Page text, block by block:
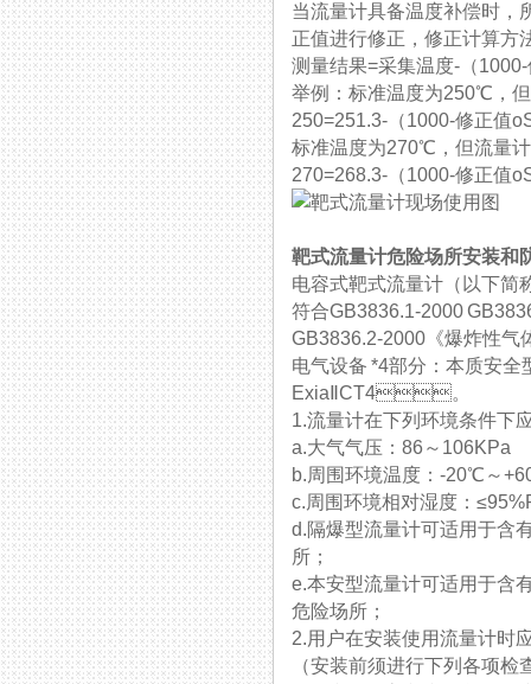
当流量计具备温度补偿时，
正值进行修正，修正计算方法
测量结果=采集温度-（
举例：标准温度为250℃
250=251.3-（1000-修正
标准温度为270℃，但流量
270=268.3-（1000-修正
靶式流量计危险场所安装和
电容式靶式流量计（以下简
符合GB3836.1-2000
GB3836.2-2000《爆炸性气
电气设备 *4部分：本质安
ExiaⅡCT4。
1.流量计在下列环境条件下
a.大气气压：86～106KPa
b.周围环境温度：-20℃～
c.周围环境相对湿度：
d.隔爆型流量计可适用于含
所；
e.本安型流量计可适用于含
危险场所；
2.用户在安装使用流量计时
（安装前须进行下列各项检查